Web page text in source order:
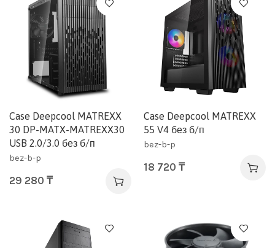
Case Deepcool MATREXX
30 DP-MATX-MATREXX30
USB 2.0/3.0 без б/п
bez-b-p
29 280 ₸
Case Deepcool MATREXX
55 V4 без б/п
bez-b-p
18 720 ₸